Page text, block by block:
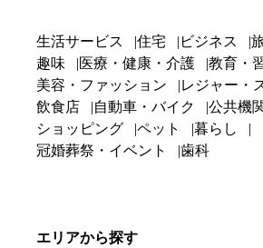
生活サービス 住宅 ビジネス
趣味
医療・健康・介護
教育・
美容・ファッション
レジャー・
飲食店
自動車・バイク
公共機
ショッピング
ペット
暮らし
冠婚葬祭・イベント
歯科
エリアから探す